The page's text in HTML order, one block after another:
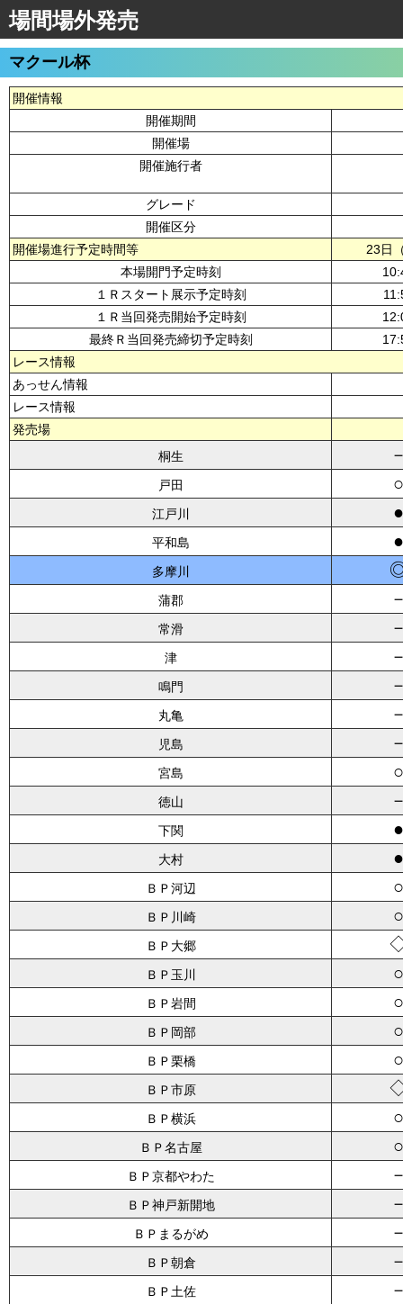
場間場外発売
マクール杯
開催情報
開催期間
開催場
開催施行者
グレード
開催区分
開催場進行予定時間等
23日
本場開門予定時刻
１Ｒスタート展示予定時刻
１Ｒ当回発売開始予定時刻
最終Ｒ当回発売締切予定時刻
レース情報
あっせん情報
レース情報
発売場
桐生
戸田 ○
江戸川 ●
平和島 ●
多摩川
蒲郡
常滑
津
鳴門
丸亀
児島
宮島 ○
徳山
下関 ●
大村 ●
ＢＰ河辺 ○
ＢＰ川崎 ○
ＢＰ大郷
ＢＰ玉川 ○
ＢＰ岩間 ○
ＢＰ岡部 ○
ＢＰ栗橋 ○
ＢＰ市原
ＢＰ横浜 ○
ＢＰ名古屋 ○
ＢＰ京都やわた
ＢＰ神戸新開地
ＢＰまるがめ
ＢＰ朝倉
ＢＰ土佐